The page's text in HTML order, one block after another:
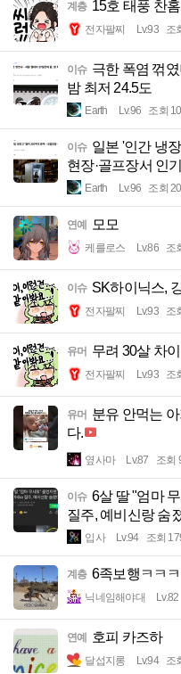
계층 15호 태풍 찬
전자팔찌 Lv.93 조
이슈 극한 폭염 꺾
밤 최저 24.5도
Earth Lv.96 조회
이슈 일본 '인간 냉
현장·골프장서 인기
Earth Lv.96 조회
연예 모모
케를로스 Lv.86 조
이슈 SK하이닉스,
전자팔찌 Lv.93 조
유머 무려 30살 차
전자팔찌 Lv.93 조
유머 분유 안먹는
다.
옆사마 Lv.87 조회
이슈 6살 딸 "엄마
질주, 예비신랑 숨
입사 Lv.94 조회
계층 6족보행ㅋㅋ
닉네임해야대 Lv.82
연예 호피 카즈하
달섭지롱 Lv.94 조